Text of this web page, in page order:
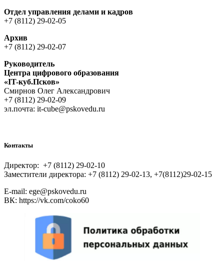
Отдел управления делами и кадров
+7 (8112) 29-02-05
Архив
+7 (8112) 29-02-07
Руководитель
Центра цифрового образования
«IT-куб.Псков»
Cмирнов Oлег Aлександрович
+7 (8112) 29-02-09
эл.почта: it-cube@pskovedu.ru
Контакты
Директор: +7 (8112) 29-02-10
Заместители директора: +7 (8112) 29-02-13, +7(8112)29-02-15
E-mail: ege@pskovedu.ru
ВК: https://vk.com/coko60